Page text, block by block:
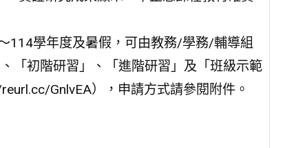
114學年度及暑假，可由教務/學務/輔導組
「初階研習」、「進階研習」及「班級示範
GnlvEA），申請方式請參閱附件。